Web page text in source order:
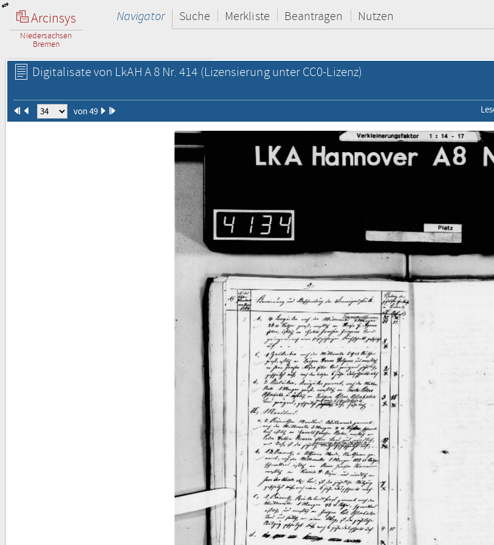
Arcinsys
Niedersachsen
Bremen
Navigator Suche Merkliste Beantragen Nutzen
Digitalisate von LkAH A 8 Nr. 414 (Lizensierung unter CC0-Lizenz)
von 49